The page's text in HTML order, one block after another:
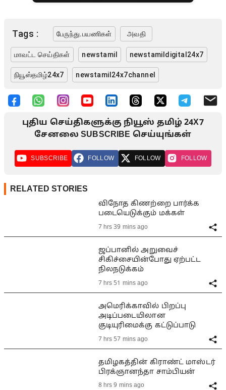
Tags : பேருந்து.பயணிகள் அவதி
மாவட்ட செய்திகள் newstamil newstamildigital24x7
நியூஸ்தமிழ்24x7 newstamil24x7channel
புதிய செய்திகளுக்கு நியூஸ் தமிழ் 24X7
சேனலை SUBSCRIBE செய்யுங்கள்
SUBSCRIBE FOLLOW FOLLOW FOLLOW
RELATED STORIES
விநோத கிணற்றை பார்க்க
படையெடுக்கும் மக்கள்
7 hrs 39 mins ago
ஜப்பானில் அறுவைச்
சிகிச்சையின்போது ஏற்பட்ட
நிலநடுக்கம்
7 hrs 51 mins ago
அமெரிக்காவில் பிறப்பு
அடிப்படையிலான
குடியுரிமைக்கு கட்டுப்பாடு
7 hrs 57 mins ago
தமிழகத்தின் கிராண்ட் மாஸ்டர்
பிரக்ஞானந்தா சாம்பியன்
8 hrs 9 mins ago